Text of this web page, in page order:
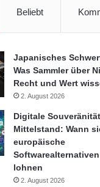
Beliebt
Japanisches
Was Sammler über
Recht und Wert
2. August 2026
Digitale
Mittelstand: Wann
europäische
lohnen
2. August 2026